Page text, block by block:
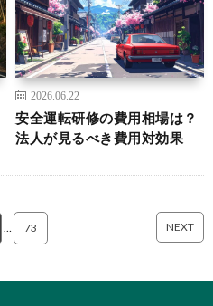
2026.06.22
安全運転研修の費用相場は？
法人が見るべき費用対効果
73 NEXT